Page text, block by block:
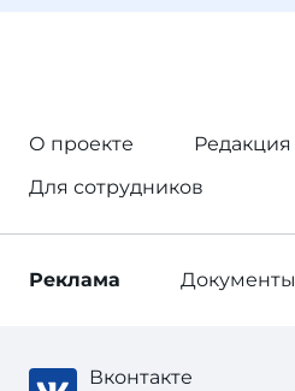
О проекте
Редакция
Для сотрудников
Реклама Документы
Вконтакте